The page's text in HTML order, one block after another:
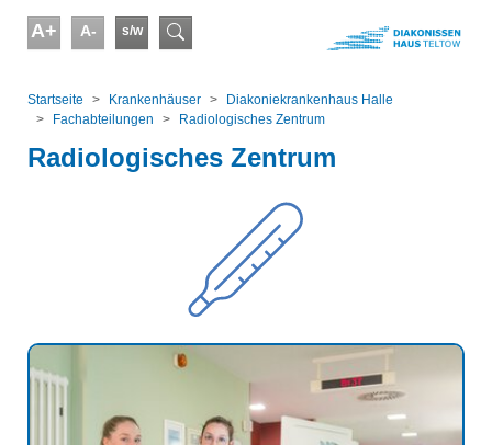
A+ A- s/w Suchformular
Startseite
Kranken­häuser
Diakoniekrankenhaus Halle
Fachabteilungen
Radiologisches Zentrum
Radiologisches Zentrum